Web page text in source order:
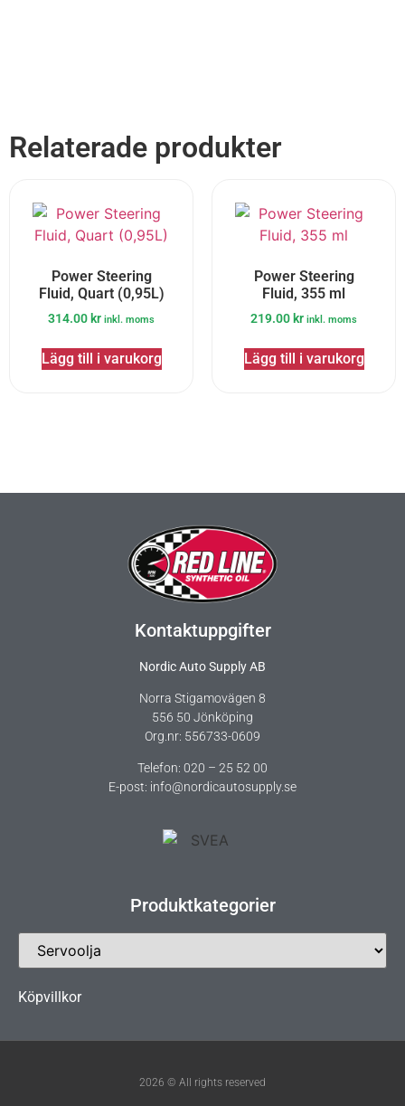
Relaterade produkter
Power Steering
Fluid, Quart (0,95L)
314.00 kr inkl. moms
Lägg till i varukorg
Power Steering
Fluid, 355 ml
219.00 kr inkl. moms
Lägg till i varukorg
Kontaktuppgifter
Nordic Auto Supply AB
Norra Stigamovägen 8
556 50 Jönköping
Org.nr: 556733-0609
Telefon: 020 – 25 52 00
E-post: info@nordicautosupply.se
Produktkategorier
Köpvillkor
2026 © All rights reserved